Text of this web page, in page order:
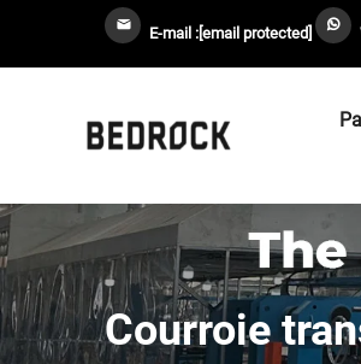
E-mail : [email protected]
Courroie